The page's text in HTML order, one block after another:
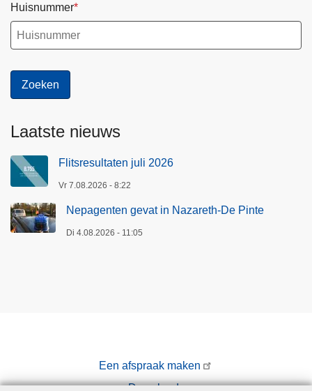
Huisnummer
Laatste nieuws
Flitsresultaten juli 2026
Vr 7.08.2026 - 8:22
Nepagenten gevat in Nazareth-De Pinte
Di 4.08.2026 - 11:05
Een afspraak maken
Downloads